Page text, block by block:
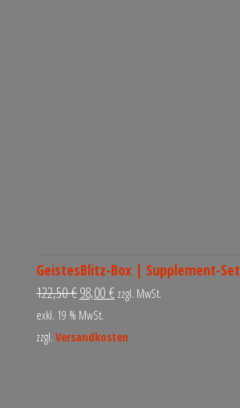
GeistesBlitz-Box | Supplement-Set
122,50€98,00 € zzgl. MwSt.
exkl. 19 % MwSt.
zzgl. Versandkosten